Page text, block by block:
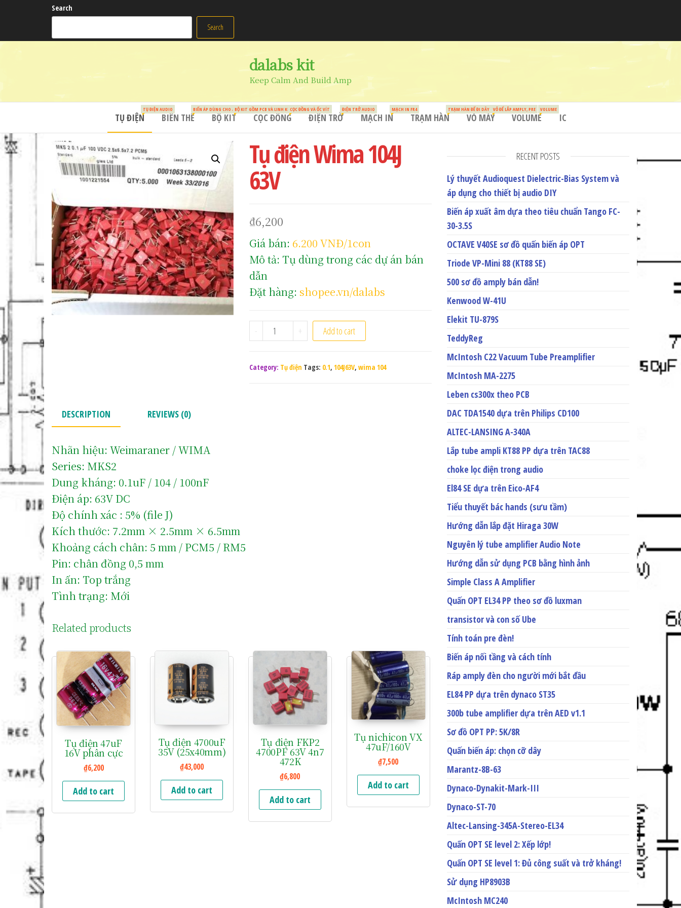
Search
Search
dalabs kit
Keep Calm And Build Amp
TỤ ĐIỆN
TỤ ĐIỆN AUDIO
BIẾN THẾ
BIẾN ÁP DÙNG CHO AUDIO
BỘ KIT
BỘ KIT GỒM PCB VÀ LINH KIỆN
CỌC ĐỒNG
CỌC ĐỒNG VÀ ỐC VÍT
ĐIỆN TRỞ
ĐIỆN TRỞ AUDIO
MẠCH IN
MẠCH IN FR4
TRẠM HÀN
TRẠM HÀN ĐỂ ĐI DÂY
VỎ MÁY
VỎ ĐỂ LẮP AMPLY, PRE
VOLUME
VOLUME
IC
Tụ điện Wima 104J
63V
₫6,200
Giá bán: 6.200 VNĐ/1con
Mô tả: Tụ dùng trong các dự án bán
dẫn
Đặt hàng: shopee.vn/dalabs
- Tụ điện Wima 104J 63V quantity
+ Add to cart
Category: Tụ điện Tags: 0.1, 104J63V, wima 104
DESCRIPTION REVIEWS (0)
Nhãn hiệu: Weimaraner / WIMA
Series: MKS2
Dung kháng: 0.1uF / 104 / 100nF
Điện áp: 63V DC
Độ chính xác : 5% (file J)
Kích thước: 7.2mm × 2.5mm × 6.5mm
Khoảng cách chân: 5 mm / PCM5 / RM5
Pin: chân đồng 0,5 mm
In ấn: Top trắng
Tình trạng: Mới
Related products
Tụ điện 47uF
16V phân cực
₫6,200
Add to cart
Tụ điện 4700uF
35V (25x40mm)
₫43,000
Add to cart
Tụ điện FKP2
4700PF 63V 4n7
472K
₫6,800
Add to cart
Tụ nichicon VX
47uF/160V
₫7,500
Add to cart
RECENT POSTS
Lý thuyết Audioquest Dielectric-Bias System và
áp dụng cho thiết bị audio DIY
Biến áp xuất âm dựa theo tiêu chuẩn Tango FC-
30-3.5S
OCTAVE V40SE sơ đồ quấn biến áp OPT
Triode VP-Mini 88 (KT88 SE)
500 sơ đồ amply bán dẫn!
Kenwood W-41U
Elekit TU-879S
TeddyReg
McIntosh C22 Vacuum Tube Preamplifier
McIntosh MA-2275
Leben cs300x theo PCB
DAC TDA1540 dựa trên Philips CD100
ALTEC-LANSING A-340A
Lắp tube ampli KT88 PP dựa trên TAC88
choke lọc điện trong audio
El84 SE dựa trên Eico-AF4
Tiểu thuyết bác hands (sưu tầm)
Hướng dẫn lắp đặt Hiraga 30W
Nguyên lý tube amplifier Audio Note
Hướng dẫn sử dụng PCB bằng hình ảnh
Simple Class A Amplifier
Quấn OPT EL34 PP theo sơ đồ luxman
transistor và con số Ube
Tính toán pre đèn!
Biến áp nối tầng và cách tính
Ráp amply đèn cho người mới bắt đầu
EL84 PP dựa trên dynaco ST35
300b tube amplifier dựa trên AED v1.1
Sơ đồ OPT PP: 5K/8R
Quấn biến áp: chọn cỡ dây
Marantz-8B-63
Dynaco-Dynakit-Mark-III
Dynaco-ST-70
Altec-Lansing-345A-Stereo-EL34
Quấn OPT SE level 2: Xếp lớp!
Quấn OPT SE level 1: Đủ công suất và trở kháng!
Sử dụng HP8903B
McIntosh MC240